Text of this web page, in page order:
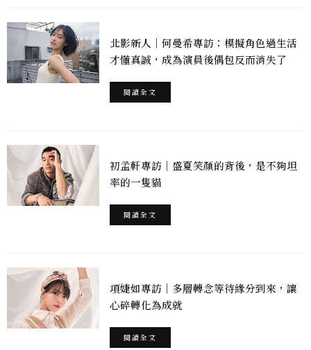
北影新人｜何曼希專訪：模擬角色過生活
才懂真誠，成為演員後偶包反而消失了
閱讀全文
初孟軒專訪｜盛夏笑顏的背後，是不夠坦
率的一隻貓
閱讀全文
項婕如專訪｜多層轉念等待緣分到來，讓
心碎轉化為成就
閱讀全文